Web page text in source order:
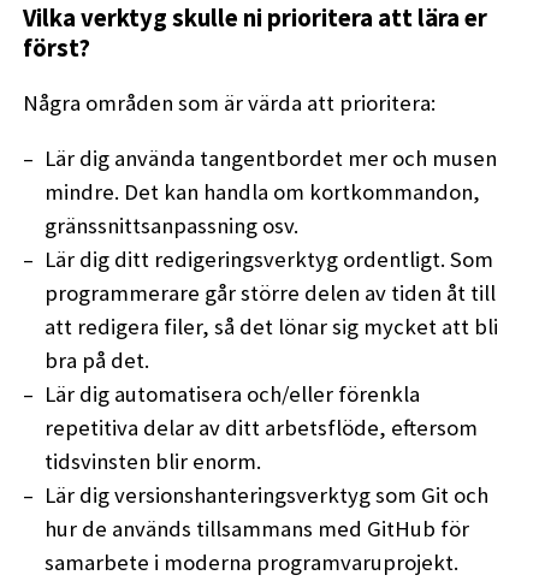
Vilka verktyg skulle ni prioritera att lära er
först?
Några områden som är värda att prioritera:
Lär dig använda tangentbordet mer och musen
mindre. Det kan handla om kortkommandon,
gränssnittsanpassning osv.
Lär dig ditt redigeringsverktyg ordentligt. Som
programmerare går större delen av tiden åt till
att redigera filer, så det lönar sig mycket att bli
bra på det.
Lär dig automatisera och/eller förenkla
repetitiva delar av ditt arbetsflöde, eftersom
tidsvinsten blir enorm.
Lär dig versionshanteringsverktyg som Git och
hur de används tillsammans med GitHub för
samarbete i moderna programvaruprojekt.